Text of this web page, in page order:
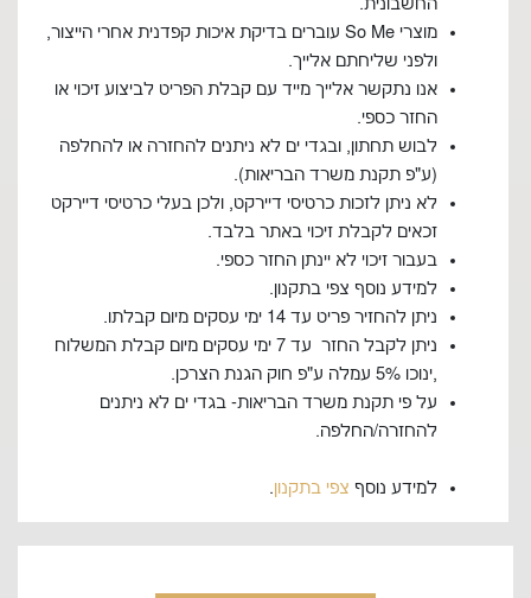
החשבונית.
מוצרי So Me עוברים בדיקת איכות קפדנית אחרי הייצור,
ולפני שליחתם אלייך.
אנו נתקשר אלייך מייד עם קבלת הפריט לביצוע זיכוי או
החזר כספי.
לבוש תחתון, ובגדי ים לא ניתנים להחזרה או להחלפה
(ע"פ תקנת משרד הבריאות).
לא ניתן לזכות כרטיסי דיירקט, ולכן בעלי כרטיסי דיירקט
זכאים לקבלת זיכוי באתר בלבד.
בעבור זיכוי לא יינתן החזר כספי.
למידע נוסף צפי בתקנון.
ניתן להחזיר פריט עד 14 ימי עסקים מיום קבלתו.
ניתן לקבל החזר עד 7 ימי עסקים מיום קבלת המשלוח
,ינוכו 5% עמלה ע"פ חוק הגנת הצרכן.
על פי תקנת משרד הבריאות- בגדי ים לא ניתנים
להחזרה/החלפה.
למידע נוסף צפי בתקנון.